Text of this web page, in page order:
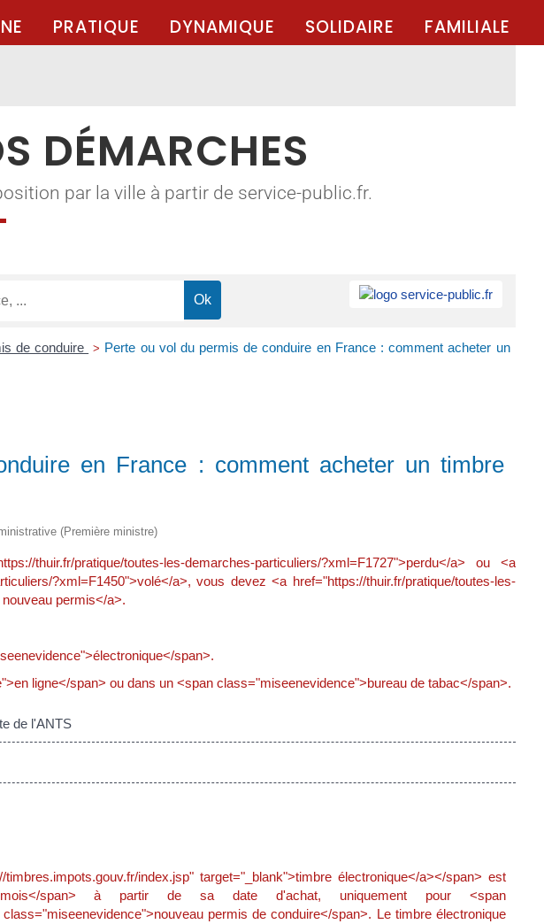
PRATIQUE DYNAMIQUE SOLIDAIRE FAMILIALE
DÉMARCHES
par la ville à partir de service-public.fr.
de conduire > Perte ou vol du permis de conduire en France : comment acheter un
en France : comment acheter un timbre
(Première ministre)
pratique/toutes-les-demarches-particuliers/?xml=F1727">perdu</a> ou <a
?xml=F1450">volé</a>, vous devez <a href="https://thuir.fr/pratique/toutes-les-
permis</a>.
span>.
ligne</span> ou dans un <span class="miseenevidence">bureau de tabac</span>.
de l'ANTS
index.jsp" target="_blank">timbre électronique</a></span> est
mois</span> à partir de sa date d'achat, uniquement pour <span
permis de conduire</span>. Le timbre électronique